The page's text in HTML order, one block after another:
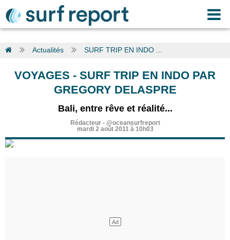
Actualités SURF TRIP EN INDO ...
VOYAGES - SURF TRIP EN INDO PAR
GREGORY DELASPRE
Bali, entre rêve et réalité...
Rédacteur- @oceansurfreport
mardi 2 août 2011 à 10h03